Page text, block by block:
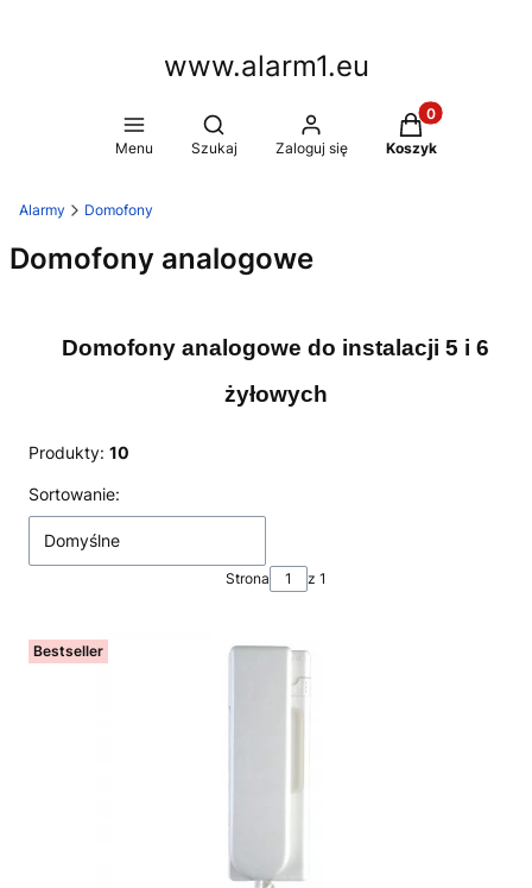
www.alarm1.eu
Menu
Otwórz wyszukiwarkę
Szukaj Zaloguj się
Produkty w
Koszyk
Alarmy Domofony
Domofony analogowe
Domofony analogowe do instalacji 5 i 6
żyłowych
Produkty: 10
Lista produktów
Sortowanie:
Domyślne
Strona z 1
Bestseller